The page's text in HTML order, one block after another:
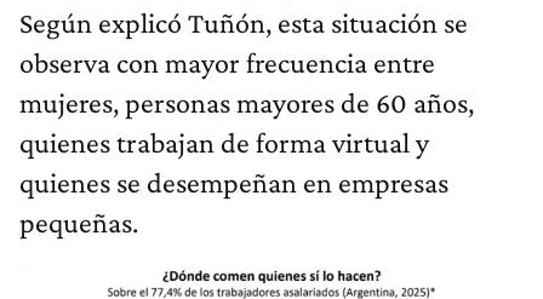
Según explicó Tuñón, esta situación se
observa con mayor frecuencia entre
mujeres, personas mayores de 60 años,
quienes trabajan de forma virtual y
quienes se desempeñan en empresas
pequeñas.